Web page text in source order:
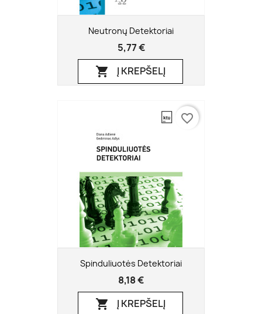
Neutronų Detektoriai
5,77 €
 Į KREPŠELĮ
Spinduliuotės Detektoriai
8,18 €
 Į KREPŠELĮ
favorite_border